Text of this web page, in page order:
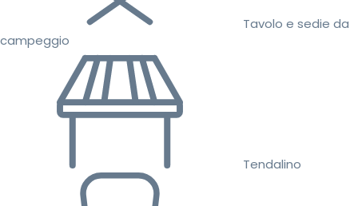
Tavolo e sedie da
campeggio
Tendalino